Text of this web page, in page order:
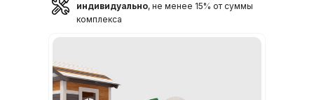
индивидуально, не менее 15% от суммы
комплекса